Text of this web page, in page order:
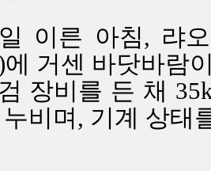
이른 아침, 랴
에 거센 바닷바람
장비를 든 채
누비며, 기계 상태